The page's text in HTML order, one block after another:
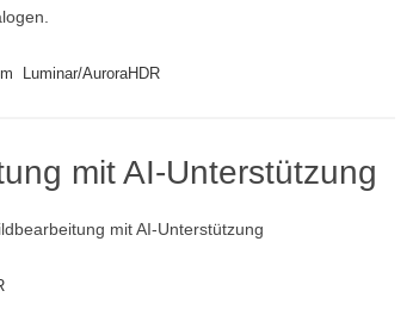
Luminar/AuroraHDR
mit AI-Unterstützung
mit AI-Unterstützung